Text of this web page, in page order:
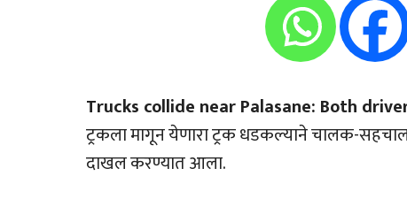
Trucks collide near Palasane: Both
ट्रकला मागून येणारा ट्रक धडकल्याने चालक-
दाखल करण्यात आला.